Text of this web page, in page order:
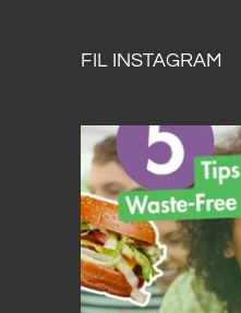
FIL INSTAGRAM